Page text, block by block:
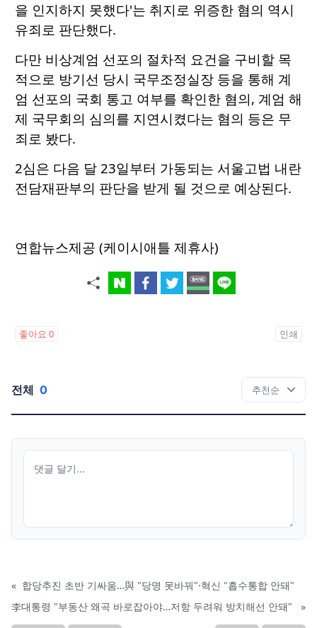
을 인지하지 못했다'는 취지로 위증한 혐의 역시
유죄로 판단했다.
다만 비상계엄 선포의 절차적 요건을 구비할 목
적으로 방기선 당시 국무조정실장 등을 통해 계
엄 선포의 국회 통고 여부를 확인한 혐의, 계엄 해
제 국무회의 심의를 지연시켰다는 혐의 등은 무
죄로 봤다.
2심은 다음 달 23일부터 가동되는 서울고법 내란
전담재판부의 판단을 받게 될 것으로 예상된다.
연합뉴스제공 (케이시애틀 제휴사)
좋아요 0 인쇄
전체 0
« 합당추진 초반 기싸움…與 "당명 못바꿔"·혁신 "흡수통합 안돼"
李대통령 "부동산 왜곡 바로잡아야…저항 두려워 방치해선 안돼"
»